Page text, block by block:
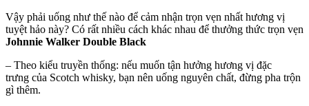
Vậy phải uống như thế nào để cảm nhận trọn vẹn nhất hương vị
tuyệt hảo này? Có rất nhiều cách khác nhau để thưởng thức trọn vẹn
Johnnie Walker Double Black
– Theo kiểu truyền thống: nếu muốn tận hưởng hương vị đặc
trưng của Scotch whisky, bạn nên uống nguyên chất, đừng pha trộn
gì thêm.